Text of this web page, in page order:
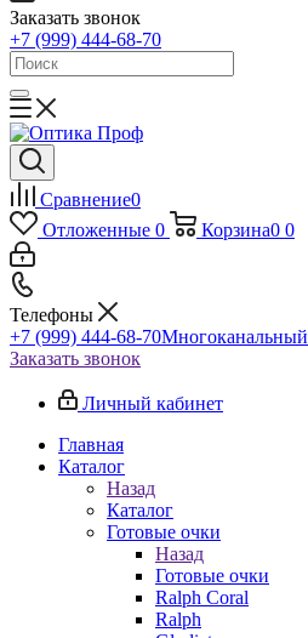
Заказать звонок
+7 (999) 444-68-70
Сравнение0
Отложенные 0 Корзина0 0
Телефоны
+7 (999) 444-68-70Многоканальный
Заказать звонок
Личный кабинет
Главная
Каталог
Назад
Каталог
Готовые очки
Назад
Готовые очки
Ralph Coral
Ralph